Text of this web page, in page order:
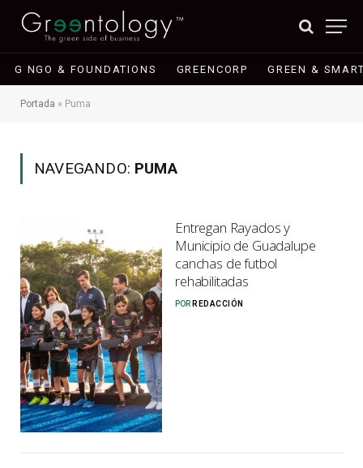
G NGO & FOUNDATIONS GREENCORP GREEN &
Portada » Puma
NAVEGANDO: PUMA
Entregan Rayados y
Municipio de Guadalupe
canchas de futbol
rehabilitadas
POR REDACCIÓN